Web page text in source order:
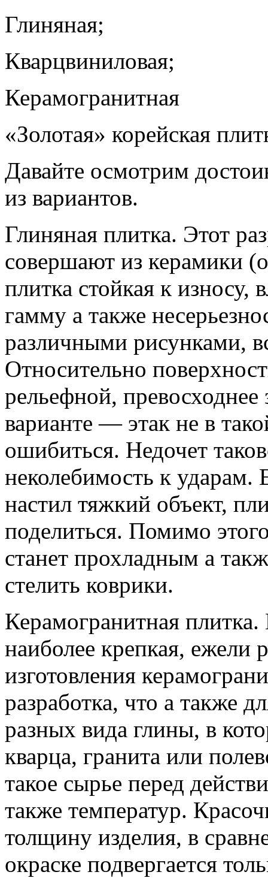
Глиняная;
Кварцвиниловая;
Керамогранитная
«Золотая» корейская
Давайте осмотрим
из вариантов.
Глиняная плитка. Этот
совершают из керамики
плитка стойкая к
гамму а также
различными рисунками,
Относительно
рельефной, превосходнее
варианте — этак не в
ошибиться. Недочет
неколебимость к ударам.
настил тяжкий объект,
поделиться. Помимо
станет прохладным а
стелить коврики.
Керамогранитная
наиболее крепкая, ежели
изготовления
разработка, что а также
разных вида глины, в
кварца, гранита или
такое сырье перед
также температур.
толщину изделия, в
окраске подвергается